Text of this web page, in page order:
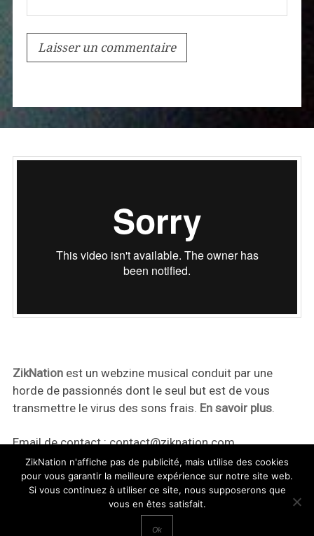
ZikNationest un webzine musical conduit par une
horde de passionnés dont le seul but est de vous
transmettre le virus des sons frais. En savoir plus.
Email de contact :contact@ziknation.com
ZikNation n'affiche pas de publicité, mais utilise des cookies
pour vous garantir la meilleure expérience sur notre site web.
Si vous continuez à utiliser ce site, nous supposerons que
vous en êtes satisfait.
Ok